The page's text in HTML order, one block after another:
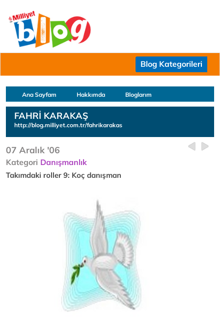
Blog Kategorileri
Ana Sayfam Hakkımda Bloglarım
FAHRİ KARAKAŞ
http://blog.milliyet.com.tr/fahrikarakas
07 Aralık '06
Kategori Danışmanlık
Takımdaki roller 9: Koç danışman